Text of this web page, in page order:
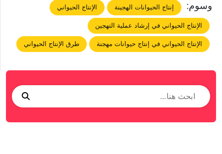
وسوم: إنتاج الحيوانات الهجينة الإنتاج الحيواني
الإنتاج الحيواني في إرشاد عملية التهجين
الإنتاج الحيواني في إنتاج حيوانات مهجنة طرق الإنتاج الحيواني